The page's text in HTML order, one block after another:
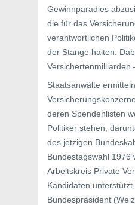
Gewinnparadies
die für das
verantwortlichen
der Stange halten.
Versichertenmilliarden
Staatsanwälte
deren Spendenlisten
Politiker stehen,
des jetzigen
Bundestagswahl 1976
Arbeitskreis Private
Kandidaten
Bundespräsident